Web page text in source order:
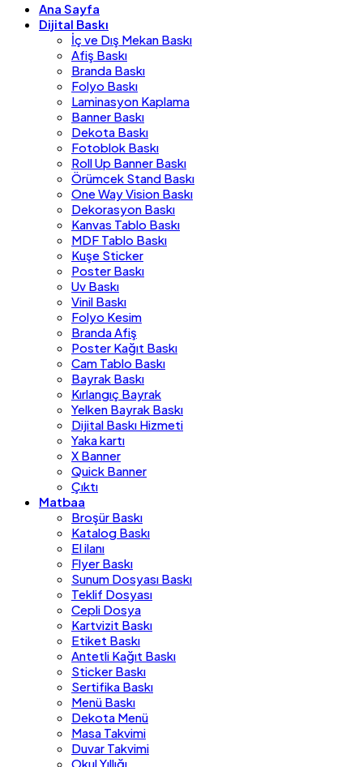
Ana Sayfa
Dijital Baskı
İç ve Dış Mekan Baskı
Afiş Baskı
Branda Baskı
Folyo Baskı
Laminasyon Kaplama
Banner Baskı
Dekota Baskı
Fotoblok Baskı
Roll Up Banner Baskı
Örümcek Stand Baskı
One Way Vision Baskı
Dekorasyon Baskı
Kanvas Tablo Baskı
MDF Tablo Baskı
Kuşe Sticker
Poster Baskı
Uv Baskı
Vinil Baskı
Folyo Kesim
Branda Afiş
Poster Kağıt Baskı
Cam Tablo Baskı
Bayrak Baskı
Kırlangıç Bayrak
Yelken Bayrak Baskı
Dijital Baskı Hizmeti
Yaka kartı
X Banner
Quick Banner
Çıktı
Matbaa
Broşür Baskı
Katalog Baskı
El ilanı
Flyer Baskı
Sunum Dosyası Baskı
Teklif Dosyası
Cepli Dosya
Kartvizit Baskı
Etiket Baskı
Antetli Kağıt Baskı
Sticker Baskı
Sertifika Baskı
Menü Baskı
Dekota Menü
Masa Takvimi
Duvar Takvimi
Okul Yıllığı